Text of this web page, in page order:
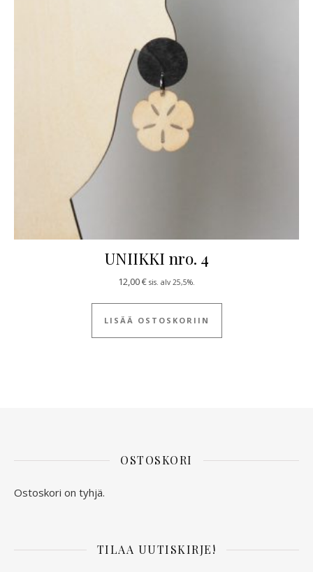
UNIIKKI nro. 4
12,00€ sis. alv 25,5%.
LISÄÄ OSTOSKORIIN
OSTOSKORI
Ostoskori on tyhjä.
TILAA UUTISKIRJE!